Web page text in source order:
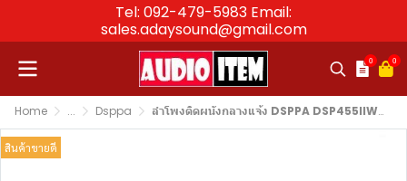
Tel: 092-479-5983 Email:
sales.adaysound@gmail.com
0 0
Home ... Dsppa ลำโพงติดผนังกลางแจ้ง DSPPA DSP455IIWกำลังขับ 60 วัตต์ กันน้ำ (IPx6) (สีขาว)ราคาต่อคู่
สินค้าขายดี